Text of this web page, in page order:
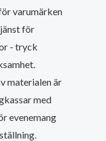
varumärken
för
- tryck
materialen är
med
evenemang